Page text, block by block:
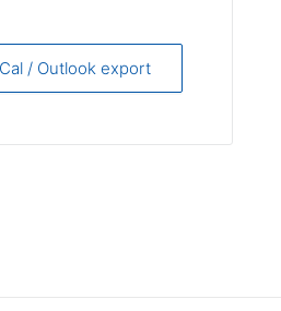
/ Outlook export